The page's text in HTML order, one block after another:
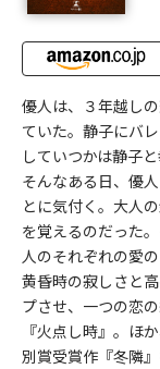
優人は、３年越し
ていた。静子にバ
していつかは静子
そんなある日、優
とに気付く。大人
を覚えるのだった
人のそれぞれの愛
黄昏時の寂しさと
プさせ、一つの恋
『火点し時』。ほ
別賞受賞作『冬隣